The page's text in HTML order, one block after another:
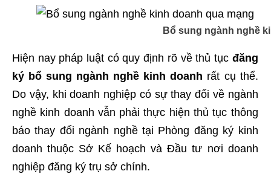
Bổ sung ngành nghề
Hiện nay pháp luật có quy định rõ về thủ tục đăng
ký bổ sung ngành nghề kinh doanh rất cụ thể.
Do vậy, khi doanh nghiệp có sự thay đổi về ngành
nghề kinh doanh vẫn phải thực hiện thủ tục thông
báo thay đổi ngành nghề tại Phòng đăng ký kinh
doanh thuộc Sở Kế hoạch và Đầu tư nơi doanh
nghiệp đăng ký trụ sở chính.